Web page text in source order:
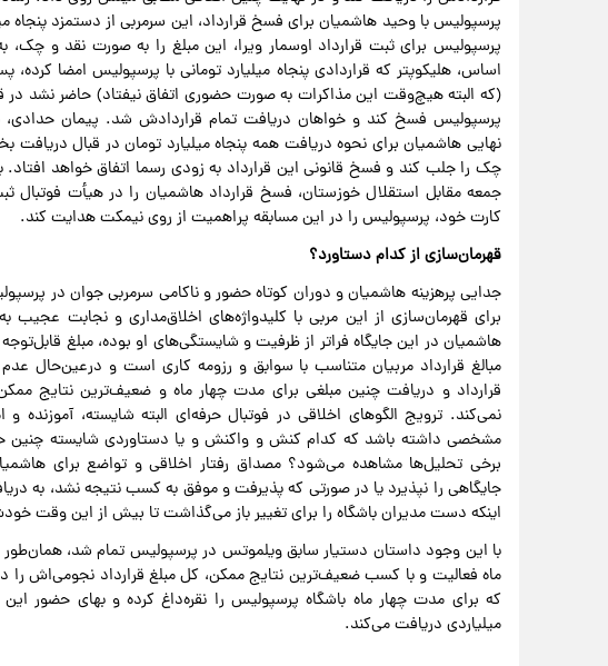
پرسپولیس با وحید هاشمیان برای فسخ قرارداد، این سرمربی از دستمزد پنجاه
پرسپولیس برای ثبت قرارداد اوسمار ویرا، این مبلغ را به صورت نقد و
اساس، هلیکوپتر که قراردادی پنجاه میلیارد تومانی با پرسپولیس امضا
(که البته هیچ‌وقت این مذاکرات به صورت حضوری اتفاق نیفتاد) حاضر نشد در
پرسپولیس فسخ کند و خواهان دریافت تمام قراردادش شد. پیمان حدادی،
نهایی هاشمیان برای نحوه دریافت همه پنجاه میلیارد تومان در قبال
چک را جلب کند و فسخ قانونی این قرارداد به زودی رسما اتفاق خواهد
جمعه مقابل استقلال خوزستان، فسخ قرارداد هاشمیان را در هیأت فوتبال
کارت خود، پرسپولیس را در این مسابقه پراهمیت از روی نیمکت هدایت کند.
قهرمان‌سازی از کدام دستاورد؟
جدایی پرهزینه هاشمیان و دوران کوتاه حضور و ناکامی سرمربی جوان در
برای قهرمان‌سازی از این مربی با کلیدواژه‌های اخلاق‌مداری و نجابت
هاشمیان در این جایگاه فراتر از ظرفیت و شایستگی‌های او بوده، مبلغ
مبالغ قرارداد مربیان متناسب با سوابق و رزومه کاری است و
قرارداد و دریافت چنین مبلغی برای مدت چهار ماه و ضعیف‌ترین نتایج
نمی‌کند. ترویج الگوهای اخلاقی در فوتبال حرفه‌ای البته شایسته،
مشخصی داشته باشد که کدام کنش و واکنش و یا دستاوردی شایسته
برخی تحلیل‌ها مشاهده می‌شود؟ مصداق رفتار اخلاقی و تواضع برای
جایگاهی را نپذیرد یا در صورتی که پذیرفت و موفق به کسب نتیجه نشد، به
اینکه دست مدیران باشگاه را برای تغییر باز می‌گذاشت تا بیش از این وقت
با این وجود داستان دستیار سابق ویلموتس در پرسپولیس تمام شد،
ماه فعالیت و با کسب ضعیف‌ترین نتایج ممکن، کل مبلغ قرارداد نجومی‌اش را
که برای مدت چهار ماه باشگاه پرسپولیس را نقره‌داغ کرده و بهای حضور
میلیاردی دریافت می‌کند.